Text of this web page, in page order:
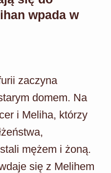
wpada w
zaczyna
domem. Na
i Meliha, którzy
mężem i żoną.
się z Melihem